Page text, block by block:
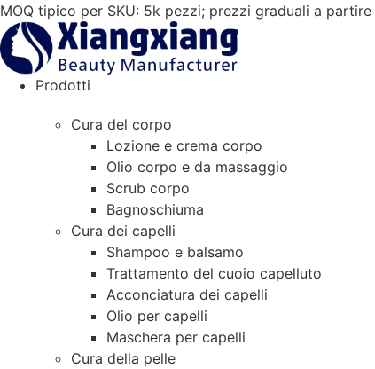
Vai
al
contenuto
MOQ tipico per SKU: 5k pezzi; prezzi graduali a
Prodotti
Cura del corpo
Lozione e crema corpo
Olio corpo e da massaggio
Scrub corpo
Bagnoschiuma
Cura dei capelli
Shampoo e balsamo
Trattamento del cuoio capelluto
Acconciatura dei capelli
Olio per capelli
Maschera per capelli
Cura della pelle